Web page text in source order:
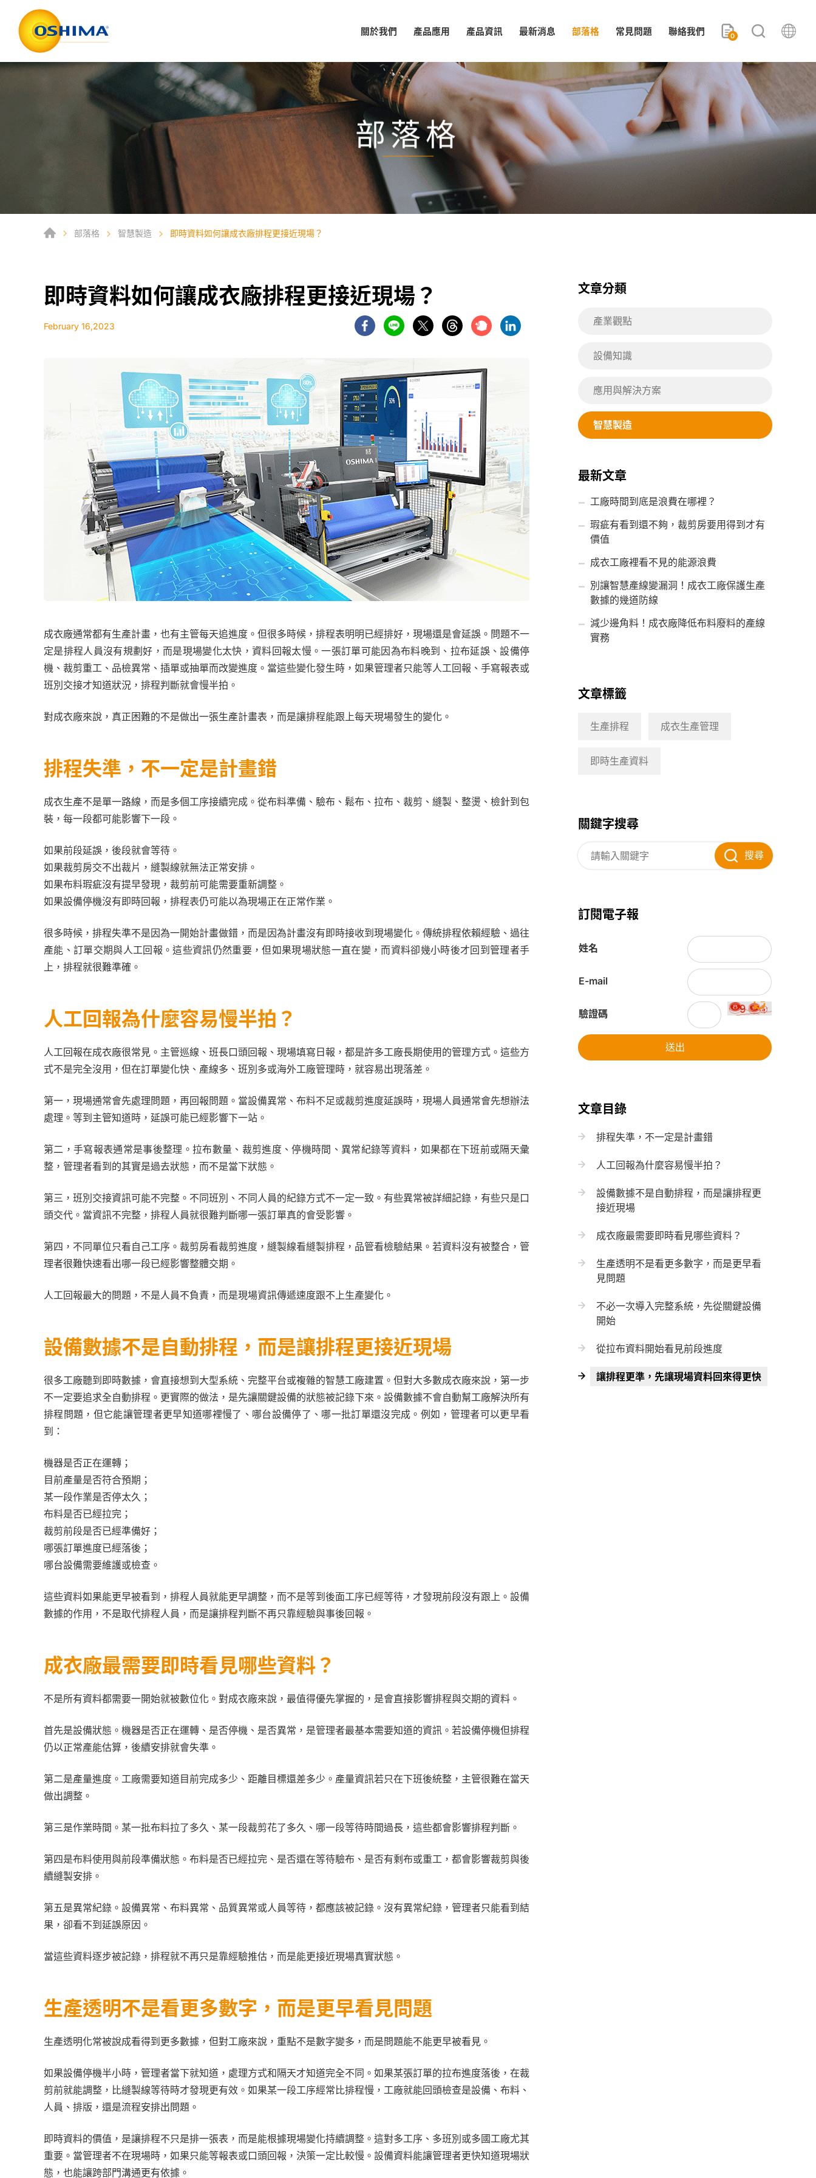
關於我們 產品應用 產品資訊 最新消息 部落格 常見問題 聯絡我們 0
部落格
部落格 智慧製造 即時資料如何讓成衣廠排程更接近現場？
即時資料如何讓成衣廠排程更接近現場？
February 16,2023
成衣廠通常都有生產計畫，也有主管每天追進度。但很多時候，排程表明明已經排好，現場還是會延誤。問題不一
定是排程人員沒有規劃好，而是現場變化太快，資料回報太慢。一張訂單可能因為布料晚到、拉布延誤、設備停
機、裁剪重工、品檢異常、插單或抽單而改變進度。當這些變化發生時，如果管理者只能等人工回報、手寫報表或
班別交接才知道狀況，排程判斷就會慢半拍。
對成衣廠來說，真正困難的不是做出一張生產計畫表，而是讓排程能跟上每天現場發生的變化。
排程失準，不一定是計畫錯
成衣生產不是單一路線，而是多個工序接續完成。從布料準備、驗布、鬆布、拉布、裁剪、縫製、整燙、檢針到包
裝，每一段都可能影響下一段。
如果前段延誤，後段就會等待。
如果裁剪房交不出裁片，縫製線就無法正常安排。
如果布料瑕疵沒有提早發現，裁剪前可能需要重新調整。
如果設備停機沒有即時回報，排程表仍可能以為現場正在正常作業。
很多時候，排程失準不是因為一開始計畫做錯，而是因為計畫沒有即時接收到現場變化。傳統排程依賴經驗、過往
產能、訂單交期與人工回報。這些資訊仍然重要，但如果現場狀態一直在變，而資料卻幾小時後才回到管理者手
上，排程就很難準確。
人工回報為什麼容易慢半拍？
人工回報在成衣廠很常見。主管巡線、班長口頭回報、現場填寫日報，都是許多工廠長期使用的管理方式。這些方
式不是完全沒用，但在訂單變化快、產線多、班別多或海外工廠管理時，就容易出現落差。
第一，現場通常會先處理問題，再回報問題。當設備異常、布料不足或裁剪進度延誤時，現場人員通常會先想辦法
處理。等到主管知道時，延誤可能已經影響下一站。
第二，手寫報表通常是事後整理。拉布數量、裁剪進度、停機時間、異常紀錄等資料，如果都在下班前或隔天彙
整，管理者看到的其實是過去狀態，而不是當下狀態。
第三，班別交接資訊可能不完整。不同班別、不同人員的紀錄方式不一定一致。有些異常被詳細記錄，有些只是口
頭交代。當資訊不完整，排程人員就很難判斷哪一張訂單真的會受影響。
第四，不同單位只看自己工序。裁剪房看裁剪進度，縫製線看縫製排程，品管看檢驗結果。若資料沒有被整合，管
理者很難快速看出哪一段已經影響整體交期。
人工回報最大的問題，不是人員不負責，而是現場資訊傳遞速度跟不上生產變化。
設備數據不是自動排程，而是讓排程更接近現場
很多工廠聽到即時數據，會直接想到大型系統、完整平台或複雜的智慧工廠建置。但對大多數成衣廠來說，第一步
不一定要追求全自動排程。更實際的做法，是先讓關鍵設備的狀態被記錄下來。設備數據不會自動幫工廠解決所有
排程問題，但它能讓管理者更早知道哪裡慢了、哪台設備停了、哪一批訂單還沒完成。例如，管理者可以更早看
到：
機器是否正在運轉；
目前產量是否符合預期；
某一段作業是否停太久；
布料是否已經拉完；
裁剪前段是否已經準備好；
哪張訂單進度已經落後；
哪台設備需要維護或檢查。
這些資料如果能更早被看到，排程人員就能更早調整，而不是等到後面工序已經等待，才發現前段沒有跟上。設備
數據的作用，不是取代排程人員，而是讓排程判斷不再只靠經驗與事後回報。
成衣廠最需要即時看見哪些資料？
不是所有資料都需要一開始就被數位化。對成衣廠來說，最值得優先掌握的，是會直接影響排程與交期的資料。
首先是設備狀態。機器是否正在運轉、是否停機、是否異常，是管理者最基本需要知道的資訊。若設備停機但排程
仍以正常產能估算，後續安排就會失準。
第二是產量進度。工廠需要知道目前完成多少、距離目標還差多少。產量資訊若只在下班後統整，主管很難在當天
做出調整。
第三是作業時間。某一批布料拉了多久、某一段裁剪花了多久、哪一段等待時間過長，這些都會影響排程判斷。
第四是布料使用與前段準備狀態。布料是否已經拉完、是否還在等待驗布、是否有剩布或重工，都會影響裁剪與後
續縫製安排。
第五是異常紀錄。設備異常、布料異常、品質異常或人員等待，都應該被記錄。沒有異常紀錄，管理者只能看到結
果，卻看不到延誤原因。
當這些資料逐步被記錄，排程就不再只是靠經驗推估，而是能更接近現場真實狀態。
生產透明不是看更多數字，而是更早看見問題
生產透明化常被說成看得到更多數據，但對工廠來說，重點不是數字變多，而是問題能不能更早被看見。
如果設備停機半小時，管理者當下就知道，處理方式和隔天才知道完全不同。如果某張訂單的拉布進度落後，在裁
剪前就能調整，比縫製線等待時才發現更有效。如果某一段工序經常比排程慢，工廠就能回頭檢查是設備、布料、
人員、排版，還是流程安排出問題。
即時資料的價值，是讓排程不只是排一張表，而是能根據現場變化持續調整。這對多工序、多班別或多國工廠尤其
重要。當管理者不在現場時，如果只能等報表或口頭回報，決策一定比較慢。設備資料能讓管理者更快知道現場狀
態，也能讓跨部門溝通更有依據。
文章分類
產業觀點
設備知識
應用與解決方案
智慧製造
最新文章
工廠時間到底是浪費在哪裡？
瑕疵有看到還不夠，裁剪房要用得到才有
價值
成衣工廠裡看不見的能源浪費
別讓智慧產線變漏洞！成衣工廠保護生產
數據的幾道防線
減少邊角料！成衣廠降低布料廢料的產線
實務
文章標籤
生產排程 成衣生產管理
即時生產資料
關鍵字搜尋
搜尋
訂閱電子報
姓名
E-mail
驗證碼
送出
文章目錄
排程失準，不一定是計畫錯
人工回報為什麼容易慢半拍？
設備數據不是自動排程，而是讓排程更
接近現場
成衣廠最需要即時看見哪些資料？
生產透明不是看更多數字，而是更早看
見問題
不必一次導入完整系統，先從關鍵設備
開始
從拉布資料開始看見前段進度
讓排程更準，先讓現場資料回來得更快